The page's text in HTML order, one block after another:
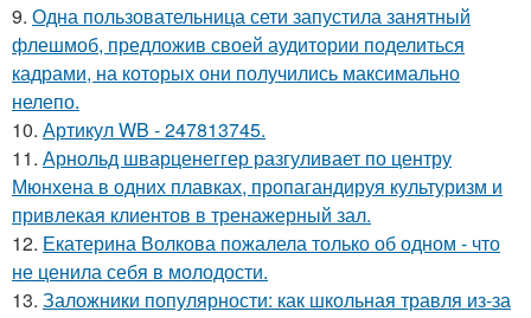
9. Одна пользовательница сети запустила занятный
флешмоб, предложив своей аудитории поделиться
кадрами, на которых они получились максимально
нелепо.
10. Артикул WB - 247813745.
11. Арнольд шварценеггер разгуливает по центру
Мюнхена в одних плавках, пропагандируя культуризм и
привлекая клиентов в тренажерный зал.
12. Екатерина Волкова пожалела только об одном - что
не ценила себя в молодости.
13. Заложники популярности: как школьная травля из-за